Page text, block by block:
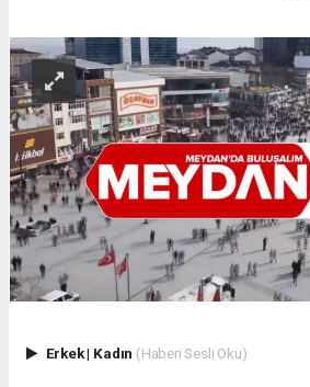
Erkek| Kadın (Haberi Sesli Oku)